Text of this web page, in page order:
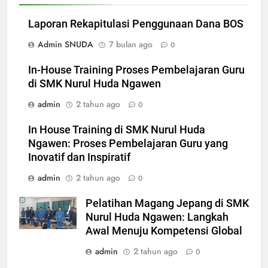
Laporan Rekapitulasi Penggunaan Dana BOS
Admin SNUDA
7 bulan ago 0
In-House Training Proses Pembelajaran Guru
di SMK Nurul Huda Ngawen
admin
2 tahun ago 0
In House Training di SMK Nurul Huda
Ngawen: Proses Pembelajaran Guru yang
Inovatif dan Inspiratif
admin
2 tahun ago 0
Pelatihan Magang Jepang di SMK
Nurul Huda Ngawen: Langkah
Awal Menuju Kompetensi Global
admin
2 tahun ago 0